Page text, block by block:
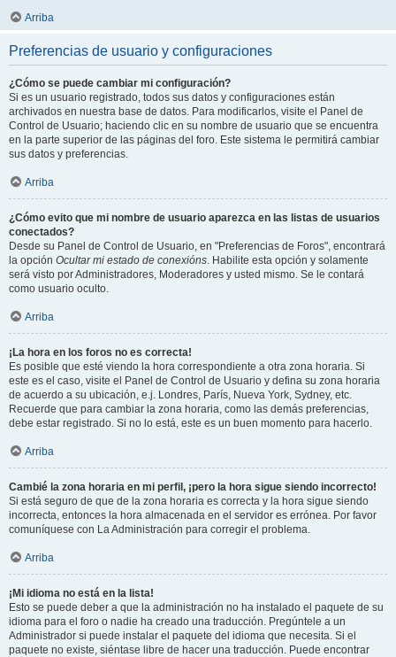
Arriba
Preferencias de usuario y configuraciones
¿Cómo se puede cambiar mi configuración?
Si es un usuario registrado, todos sus datos y configuraciones están
archivados en nuestra base de datos. Para modificarlos, visite el Panel de
Control de Usuario; haciendo clic en su nombre de usuario que se encuentra
en la parte superior de las páginas del foro. Este sistema le permitirá cambiar
sus datos y preferencias.
Arriba
¿Cómo evito que mi nombre de usuario aparezca en las listas de usuarios
conectados?
Desde su Panel de Control de Usuario, en "Preferencias de Foros", encontrará
la opción Ocultar mi estado de conexións. Habilite esta opción y solamente
será visto por Administradores, Moderadores y usted mismo. Se le contará
como usuario oculto.
Arriba
¡La hora en los foros no es correcta!
Es posible que esté viendo la hora correspondiente a otra zona horaria. Si
este es el caso, visite el Panel de Control de Usuario y defina su zona horaria
de acuerdo a su ubicación, e.j. Londres, París, Nueva York, Sydney, etc.
Recuerde que para cambiar la zona horaria, como las demás preferencias,
debe estar registrado. Si no lo está, este es un buen momento para hacerlo.
Arriba
Cambié la zona horaria en mi perfil, ¡pero la hora sigue siendo incorrecto!
Si está seguro de que de la zona horaria es correcta y la hora sigue siendo
incorrecta, entonces la hora almacenada en el servidor es errónea. Por favor
comuníquese con La Administración para corregir el problema.
Arriba
¡Mi idioma no está en la lista!
Esto se puede deber a que la administración no ha instalado el paquete de su
idioma para el foro o nadie ha creado una traducción. Pregúntele a un
Administrador si puede instalar el paquete del idioma que necesita. Si el
paquete no existe, siéntase libre de hacer una traducción. Puede encontrar